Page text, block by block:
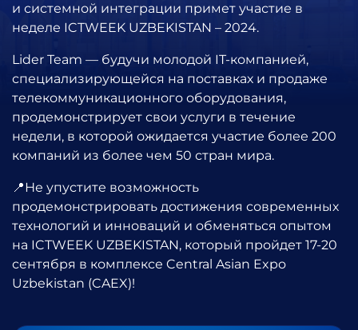
и системной интеграции примет участие в
неделе ICTWEEK UZBEKISTAN – 2024.
Lider Team — будучи молодой IT-компанией,
специализирующейся на поставках и продаже
телекоммуникационного оборудования,
продемонстрирует свои услуги в течение
недели, в которой ожидается участие более 200
компаний из более чем 50 стран мира.
📍Не упустите возможность
продемонстрировать достижения современных
технологий и инноваций и обменяться опытом
на ICTWEEK UZBEKISTAN, который пройдет 17-20
сентября в комплексе Central Asian Expo
Uzbekistan (CAEX)!